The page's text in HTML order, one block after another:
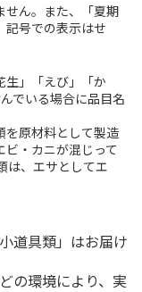
せん。また、「夏期
記号での表示はせ
生」「えび」「か
でいる場合に品目名
原材料として製造
・カニが混じって
は、エサとしてエ
道具類」はお届け
の環境により、実